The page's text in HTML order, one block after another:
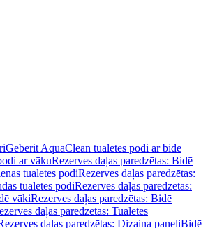
Geberit AquaClean tualetes podi ar bidē
ar vākuRezerves daļas paredzētas: Bidē
tualetes podiRezerves daļas paredzētas:
tualetes podiRezerves daļas paredzētas:
vākiRezerves daļas paredzētas: Bidē
daļas paredzētas: Tualetes
daļas paredzētas: Dizaina paneļiBidē